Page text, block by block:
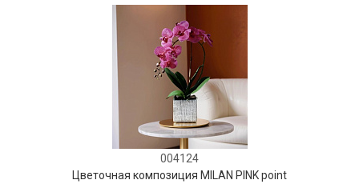
004124
Цветочная композиция MILAN PINK point